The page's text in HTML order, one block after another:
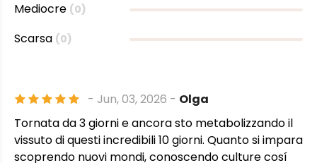
Mediocre (0)
Scarsa (0)
- Jun, 03, 2026 - Olga
Tornata da 3 giorni e ancora sto metabolizzando il
vissuto di questi incredibili 10 giorni. Quanto si impara
scoprendo nuovi mondi, conoscendo culture cosí